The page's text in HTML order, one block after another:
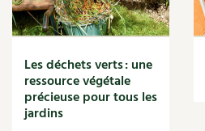
Menace
Mésange
Microflore
Migraine
Mode de culture
Montagne
Les déchets verts : une
ressource végétale
précieuse pour tous les
jardins